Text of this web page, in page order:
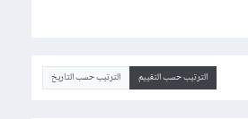
الترتيب حسب التقييم الترتيب حسب التاريخ